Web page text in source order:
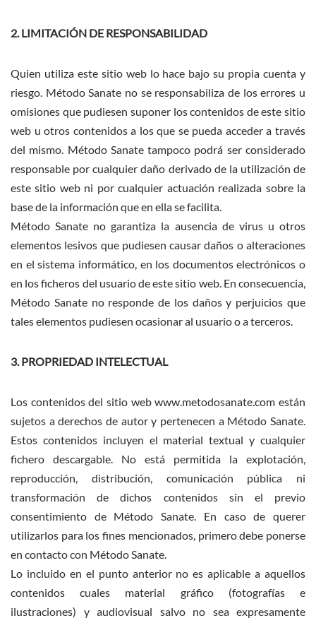
2. LIMITACIÓN DE RESPONSABILIDAD
Quien utiliza este sitio web lo hace bajo su propia cuenta y
riesgo. Método Sanate no se responsabiliza de los errores u
omisiones que pudiesen suponer los contenidos de este sitio
web u otros contenidos a los que se pueda acceder a través
del mismo. Método Sanate tampoco podrá ser considerado
responsable por cualquier daño derivado de la utilización de
este sitio web ni por cualquier actuación realizada sobre la
base de la información que en ella se facilita.
Método Sanate no garantiza la ausencia de virus u otros
elementos lesivos que pudiesen causar daños o alteraciones
en el sistema informático, en los documentos electrónicos o
en los ficheros del usuario de este sitio web. En consecuencia,
Método Sanate no responde de los daños y perjuicios que
tales elementos pudiesen ocasionar al usuario o a terceros.
3. PROPRIEDAD INTELECTUAL
Los contenidos del sitio web www.metodosanate.com están
sujetos a derechos de autor y pertenecen a Método Sanate.
Estos contenidos incluyen el material textual y cualquier
fichero descargable. No está permitida la explotación,
reproducción, distribución, comunicación pública ni
transformación de dichos contenidos sin el previo
consentimiento de Método Sanate. En caso de querer
utilizarlos para los fines mencionados, primero debe ponerse
en contacto con Método Sanate.
Lo incluido en el punto anterior no es aplicable a aquellos
contenidos cuales material gráfico (fotografías e
ilustraciones) y audiovisual salvo no sea expresamente